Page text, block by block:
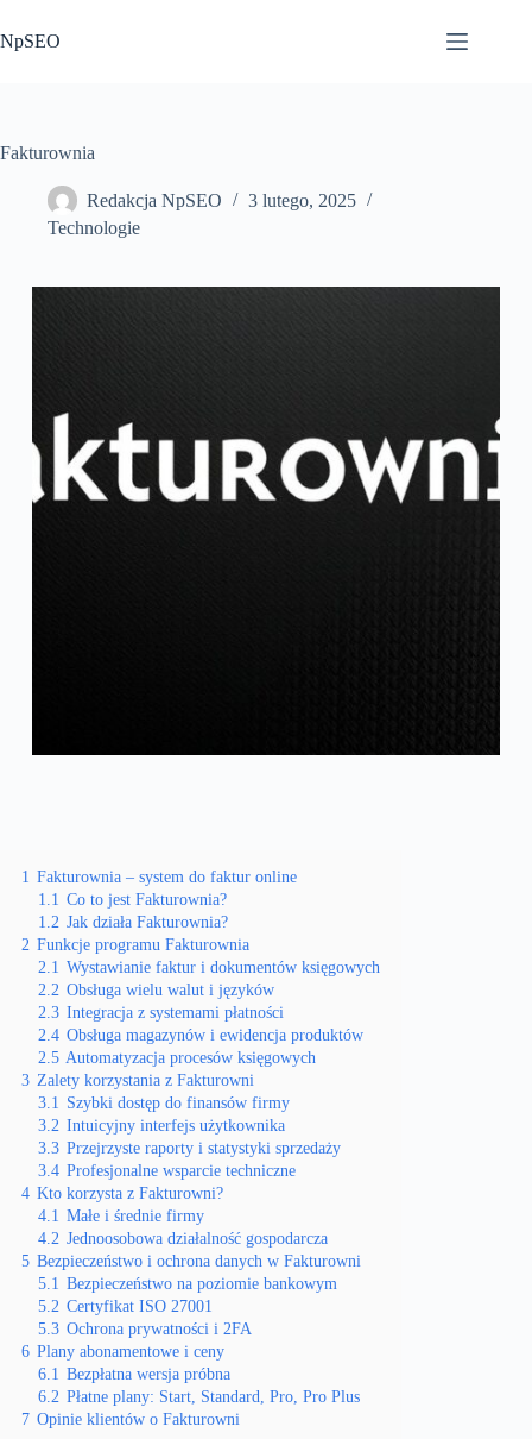
do
treści
NpSEO
Fakturownia
Redakcja NpSEO
3 lutego, 2025
Technologie
1 Fakturownia – system do faktur online
1.1 Co to jest Fakturownia?
1.2 Jak działa Fakturownia?
2 Funkcje programu Fakturownia
2.1 Wystawianie faktur i dokumentów księgowych
2.2 Obsługa wielu walut i języków
2.3 Integracja z systemami płatności
2.4 Obsługa magazynów i ewidencja produktów
2.5 Automatyzacja procesów księgowych
3 Zalety korzystania z Fakturowni
3.1 Szybki dostęp do finansów firmy
3.2 Intuicyjny interfejs użytkownika
3.3 Przejrzyste raporty i statystyki sprzedaży
3.4 Profesjonalne wsparcie techniczne
4 Kto korzysta z Fakturowni?
4.1 Małe i średnie firmy
4.2 Jednoosobowa działalność gospodarcza
5 Bezpieczeństwo i ochrona danych w Fakturowni
5.1 Bezpieczeństwo na poziomie bankowym
5.2 Certyfikat ISO 27001
5.3 Ochrona prywatności i 2FA
6 Plany abonamentowe i ceny
6.1 Bezpłatna wersja próbna
6.2 Płatne plany: Start, Standard, Pro, Pro Plus
7 Opinie klientów o Fakturowni